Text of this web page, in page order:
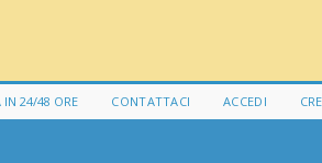
IN 24/48 ORE CONTATTACI ACCEDI